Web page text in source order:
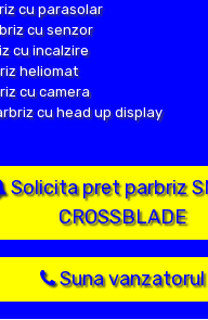
cu parasolar
cu senzor
cu incalzire
heliomat
cu camera
cu head up display
Solicita pret parbriz
CROSSBLADE
Suna vanzatorul